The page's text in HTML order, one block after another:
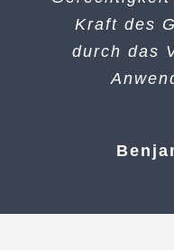
Kraft des
durch das